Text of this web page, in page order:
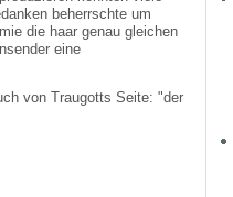
beherrschte um
die haar genau gleichen
eine
von Traugotts Seite: "der